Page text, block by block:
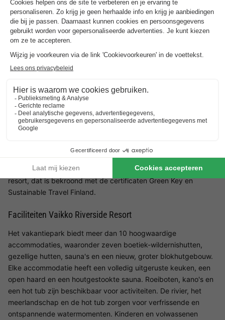
Gezinsvriendelijke luxe op het platteland
Duurzaamheid en ecologische
verantwoordelijkheid
Breed scala aan natuuractiviteiten in de omgeving
Vaikko Riverside Resort is een familiair vakantiepark in Finland
dat luxe natuurbelevenissen biedt in het ongerepte landschap
je laten, genieten van de rust van het meer en de rivierstroom
en de Noordse natuur in zijn puurste vorm ervaren.
Duurzaamheid en ecologisch toerisme staan centraal in het
resort, dat is bekroond met de certificaten Green Key en
Sustainable Travel Finland.
Faciliteiten Vaikko Riverside Resort
Het vakantiepark biedt meer dan 10 hoogwaardige
accommodaties, waaronder zeven boetiek-wildernishutten,
gezellige hutten, sauna's en een nieuw, groter blokhutgebouw.
Elke accommodatie heeft een volledig uitgeruste keuken, een
open haard en een houtgestookte sauna. Roeiboten, kano's en
een hot tub zijn beschikbaar voor activiteiten. De rivier, het
meerlandschap en de hot tub zorgen voor verfrissende en
ontspannende watermomenten. Kinderen en volwassenen